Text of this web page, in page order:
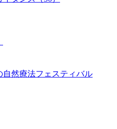
然療法フェスティバル